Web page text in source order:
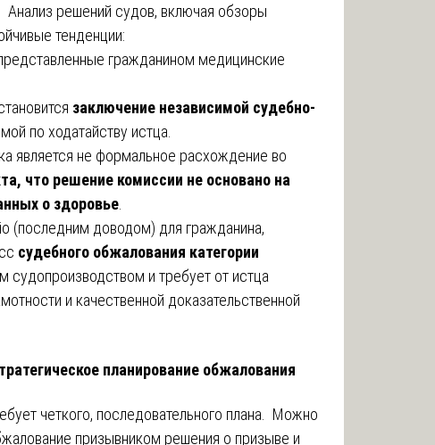
Анализ решений судов, включая обзоры
тенденции:
гражданином медицинские
заключение независимой судебно-
по ходатайству истца.
является не формальное расхождение во
что решение комиссии не основано на
о здоровье
(последним доводом) для гражданина,
судебного обжалования категории
судопроизводством и требует от истца
и качественной доказательственной
планирование обжалования
четкого, последовательного плана. Можно
призывником решения о призыве и